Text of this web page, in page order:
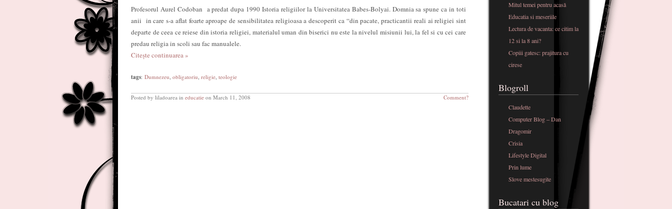
Profesorul Aurel Codoban a predat dupa 1990 Istoria religiilor la Universitatea Babes-Bolyai. Domnia sa spune ca in toti
anii in care s-a aflat foarte aproape de sensibilitatea religioasa a descoperit ca “din pacate, practicantii reali ai religiei sint
departe de ceea ce reiese din istoria religiei, materialul uman din biserici nu este la nivelul misiunii lui, la fel si cu cei care
predau religia in scoli sau fac manualele.
Citește continuarea »
tags: Dumnezeu, obligatoriu, religie, teologie
Posted by liladoarea in educatie on March 11, 2008 Comment?
Mitul temei pentru acasă
Educatia si meseriile
Lectura de vacanta: ce citim la
12 si la 8 ani?
Copiii gatesc: prajitura cu
cirese
Blogroll
Claudette
Computer Blog – Dan
Dragomir
Crisia
Lifestyle Digital
Prin lume
Slove mestesugite
Bucatari cu blog